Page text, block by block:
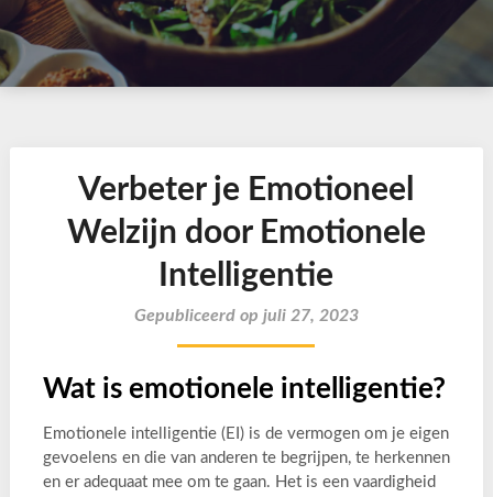
Verbeter je Emotioneel
Welzijn door Emotionele
Intelligentie
Gepubliceerd op juli 27, 2023
Wat is emotionele intelligentie?
Emotionele intelligentie (EI) is de vermogen om je eigen
gevoelens en die van anderen te begrijpen, te herkennen
en er adequaat mee om te gaan. Het is een vaardigheid